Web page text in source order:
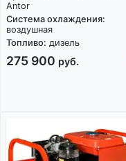
Antor
Система охлаждения:
воздушная
Топливо: дизель
275 900 руб.